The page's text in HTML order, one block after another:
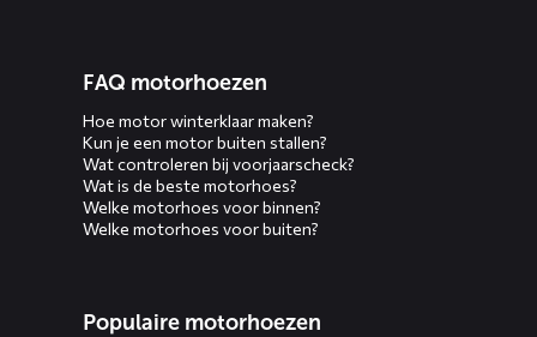
FAQ motorhoezen
Hoe motor winterklaar maken?
Kun je een motor buiten stallen?
Wat controleren bij voorjaarscheck?
Wat is de beste motorhoes?
Welke motorhoes voor binnen?
Welke motorhoes voor buiten?
Populaire motorhoezen